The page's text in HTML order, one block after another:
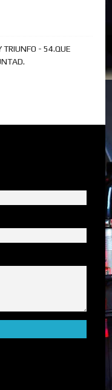
TRIUNFO - 54.QUE